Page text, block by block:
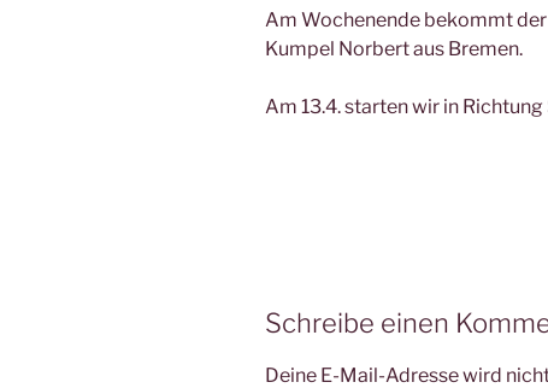
Am Wochenende bekommt
Kumpel Norbert aus Bremen.
Am 13.4. starten wir in
Schreibe einen
Deine E-Mail-Adresse wird